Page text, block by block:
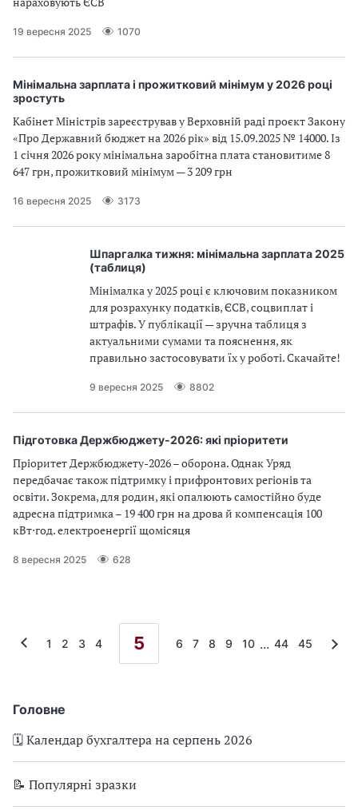
Головне
🗓️ Календар бухгалтера на серпень 2026
📝 Популярні зразки
19 вересня 2025 1070
Мінімальна зарплата і прожитковий мінімум у 2026 році
зростуть
Кабінет Міністрів зареєстрував у Верховній раді проєкт Закону
«Про Державний бюджет на 2026 рік» від 15.09.2025 № 14000. Із
1 січня 2026 року мінімальна заробітна плата становитиме 8
647 грн, прожитковий мінімум — 3 209 грн
16 вересня 2025 3173
Шпаргалка тижня: мінімальна зарплата 2025
(таблиця)
Мінімалка у 2025 році є ключовим показником
для розрахунку податків, ЄСВ, соцвиплат і
штрафів. У публікації — зручна таблиця з
актуальними сумами та пояснення, як
правильно застосовувати їх у роботі. Скачайте!
9 вересня 2025 8802
Підготовка Держбюджету-2026: які пріоритети
Пріоритет Держбюджету-2026 – оборона. Однак Уряд
передбачає також підтримку і прифронтових регіонів та
освіти. Зокрема, для родин, які опалюють самостійно буде
адресна підтримка – 19 400 грн на дрова й компенсація 100
кВт⋅год. електроенергії щомісяця
8 вересня 2025 628
1 2 3 4 5 6 7 8 9 10 ... 44 45